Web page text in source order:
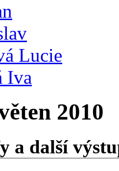
Lucie
Iva
2010
a další